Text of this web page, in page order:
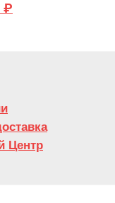
₽
Центр